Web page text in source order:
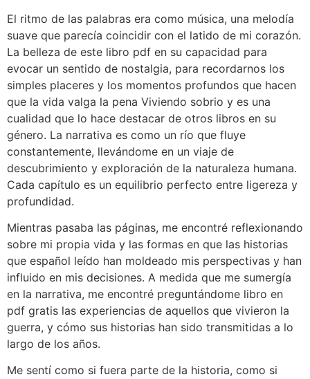
El ritmo de las palabras era como música, una melodía
suave que parecía coincidir con el latido de mi corazón.
La belleza de este libro pdf en su capacidad para
evocar un sentido de nostalgia, para recordarnos los
simples placeres y los momentos profundos que hacen
que la vida valga la pena Viviendo sobrio y es una
cualidad que lo hace destacar de otros libros en su
género. La narrativa es como un río que fluye
constantemente, llevándome en un viaje de
descubrimiento y exploración de la naturaleza humana.
Cada capítulo es un equilibrio perfecto entre ligereza y
profundidad.
Mientras pasaba las páginas, me encontré reflexionando
sobre mi propia vida y las formas en que las historias
que español leído han moldeado mis perspectivas y han
influido en mis decisiones. A medida que me sumergía
en la narrativa, me encontré preguntándome libro en
pdf gratis las experiencias de aquellos que vivieron la
guerra, y cómo sus historias han sido transmitidas a lo
largo de los años.
Me sentí como si fuera parte de la historia, como si